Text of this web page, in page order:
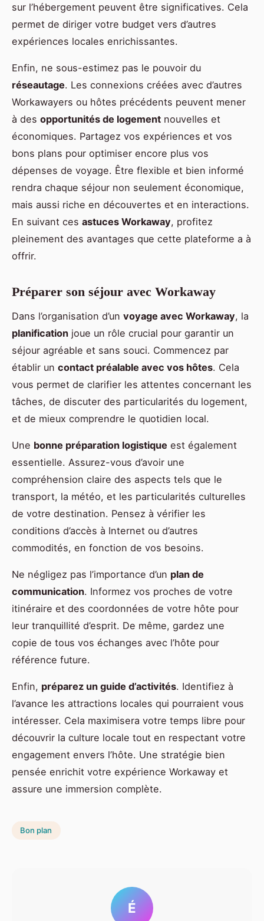
sur l’hébergement peuvent être significatives. Cela
permet de diriger votre budget vers d’autres
expériences locales enrichissantes.
Enfin, ne sous-estimez pas le pouvoir du
réseautage. Les connexions créées avec d’autres
Workawayers ou hôtes précédents peuvent mener
à des opportunités de logement nouvelles et
économiques. Partagez vos expériences et vos
bons plans pour optimiser encore plus vos
dépenses de voyage. Être flexible et bien informé
rendra chaque séjour non seulement économique,
mais aussi riche en découvertes et en interactions.
En suivant ces astuces Workaway, profitez
pleinement des avantages que cette plateforme a à
offrir.
Préparer son séjour avec Workaway
Dans l’organisation d’un voyage avec Workaway, la
planification joue un rôle crucial pour garantir un
séjour agréable et sans souci. Commencez par
établir un contact préalable avec vos hôtes. Cela
vous permet de clarifier les attentes concernant les
tâches, de discuter des particularités du logement,
et de mieux comprendre le quotidien local.
Une bonne préparation logistique est également
essentielle. Assurez-vous d’avoir une
compréhension claire des aspects tels que le
transport, la météo, et les particularités culturelles
de votre destination. Pensez à vérifier les
conditions d’accès à Internet ou d’autres
commodités, en fonction de vos besoins.
Ne négligez pas l’importance d’un plan de
communication. Informez vos proches de votre
itinéraire et des coordonnées de votre hôte pour
leur tranquillité d’esprit. De même, gardez une
copie de tous vos échanges avec l’hôte pour
référence future.
Enfin, préparez un guide d’activités. Identifiez à
l’avance les attractions locales qui pourraient vous
intéresser. Cela maximisera votre temps libre pour
découvrir la culture locale tout en respectant votre
engagement envers l’hôte. Une stratégie bien
pensée enrichit votre expérience Workaway et
assure une immersion complète.
Bon plan
É